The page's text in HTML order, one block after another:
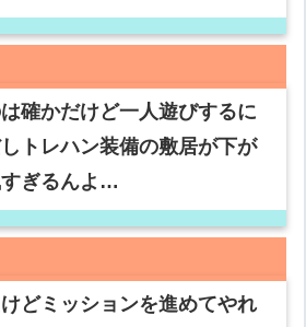
確かだけど一人遊びするに
トレハン装備の敷居が下が
ぎるんよ…
どミッションを進めてやれ